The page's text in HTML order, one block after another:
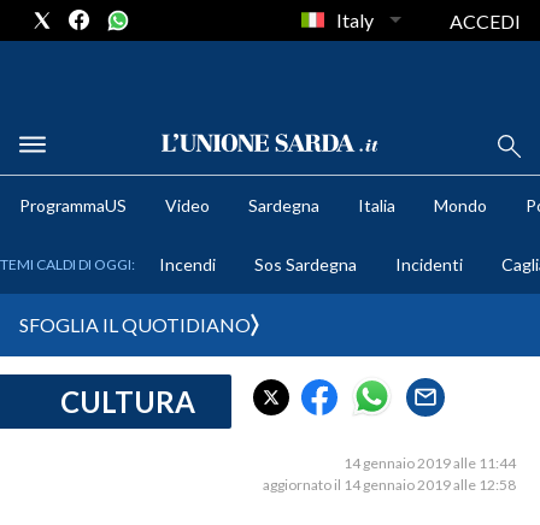
METEO
CRONACA SARDEGNA
Italy ACCEDI
ProgrammaUS Video Sardegna Italia Mondo
TEMI CALDI DI OGGI: Incendi Sos Sardegna Incidenti
SFOGLIA IL QUOTIDIANO
CULTURA
14 gennaio 2019 alle 11:44
aggiornato il 14 gennaio 2019 alle 12:58